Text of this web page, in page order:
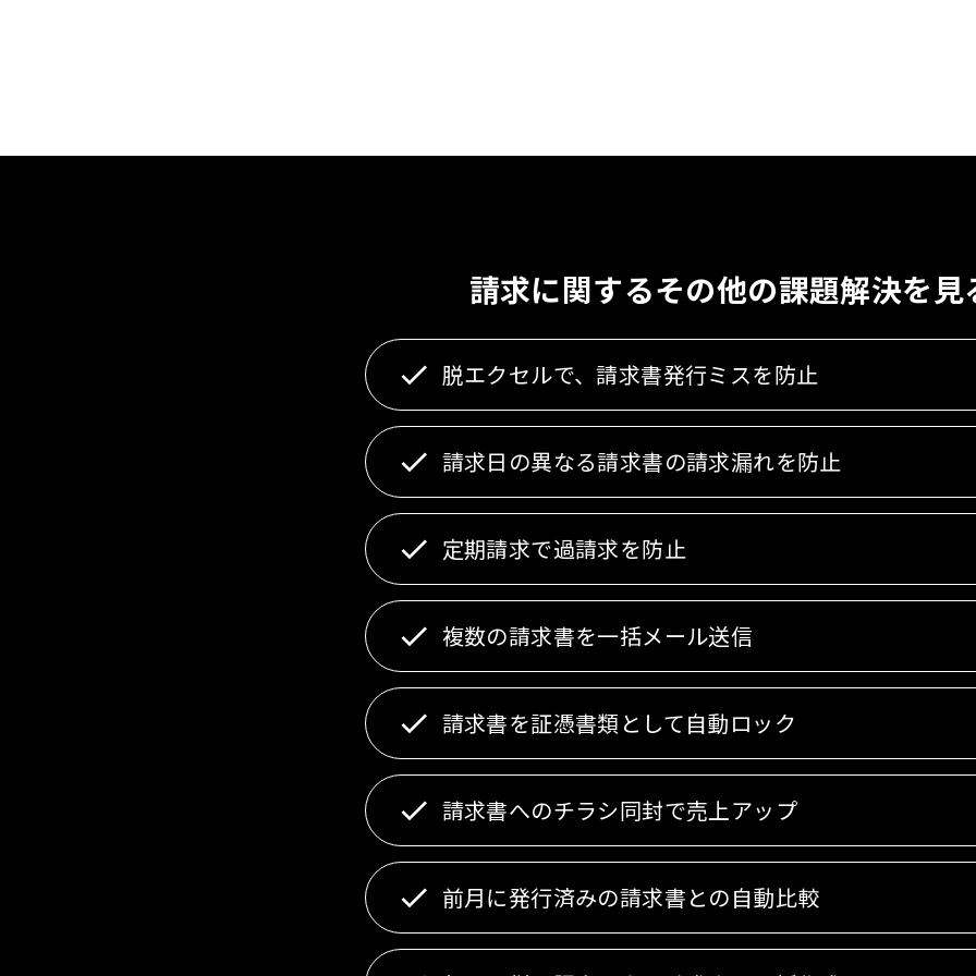
請求に関するその他の課題解決を見
脱エクセルで、請求書発行ミスを防止
請求日の異なる請求書の請求漏れを防止
定期請求で過請求を防止
複数の請求書を一括メール送信
請求書を証憑書類として自動ロック
請求書へのチラシ同封で売上アップ
前月に発行済みの請求書との自動比較